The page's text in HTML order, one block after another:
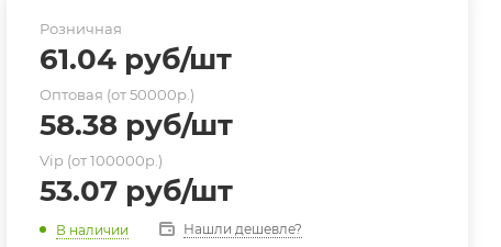
Розничная
61.04 руб/шт
Оптовая (от 50000р.)
58.38 руб/шт
Vip (от 100000р.)
53.07 руб/шт
В наличии Нашли дешевле?